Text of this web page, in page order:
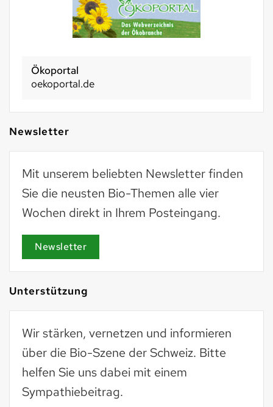
Ökoportal
oekoportal.de
Newsletter
Mit unserem beliebten Newsletter finden
Sie die neusten Bio-Themen alle vier
Wochen direkt in Ihrem Posteingang.
Newsletter
Unterstützung
Wir stärken, vernetzen und informieren
über die Bio-Szene der Schweiz. Bitte
helfen Sie uns dabei mit einem
Sympathiebeitrag.